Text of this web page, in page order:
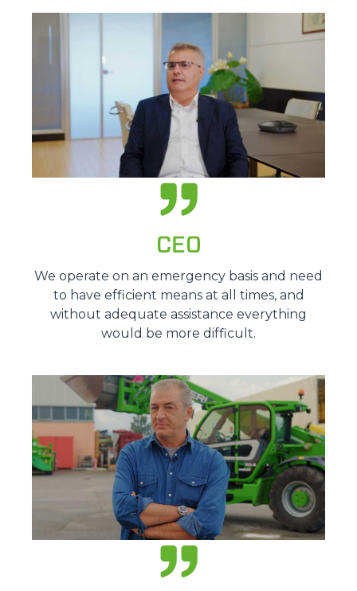
CEO
We operate on an emergency basis and need
to have efficient means at all times, and
without adequate assistance everything
would be more difficult.